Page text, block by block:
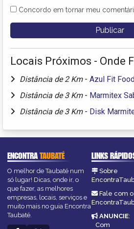
Concordo em tornar meu
Locais Próximos - Onde
Distância de 2 Km - Azul Fit
Distância de 3 Km - Marmitex
Distância de 3 Km - Disk
ENCONTRATAUBATÉ
O melhor de Taubaté num
só lugar! Dicas, onde ir, o
que fazer, as melhores
empresas, locais, serviços e
muito mais no guia Encontra
Taubaté.
LINKS
Sobre
Fale com o
ANUNCIE:
Com